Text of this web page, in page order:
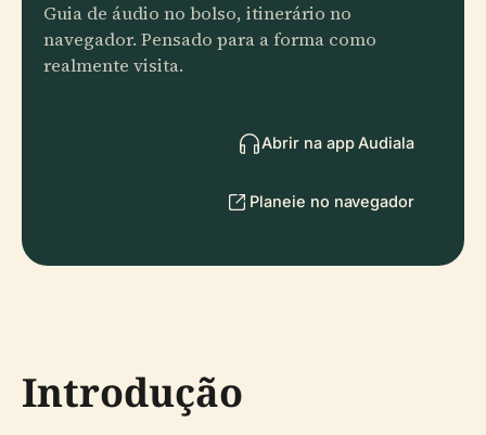
Guia de áudio no bolso, itinerário no
navegador. Pensado para a forma como
realmente visita.
Abrir na app Audiala
Planeie no navegador
Introdução